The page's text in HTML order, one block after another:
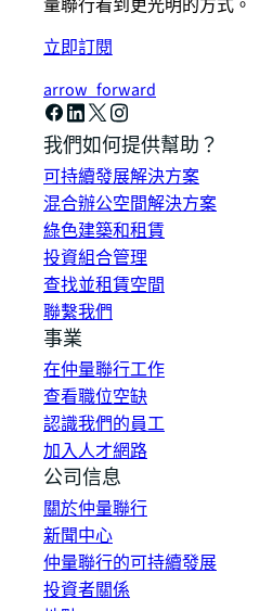
量聯行看到更光明的方式。
立即訂閱
arrow_forward
我們如何提供幫助？
可持續發展解決方案
混合辦公空間解決方案
綠色建築和租賃
投資組合管理
查找並租賃空間
聯繫我們
事業
在仲量聯行工作
查看職位空缺
認識我們的員工
加入人才網路
公司信息
關於仲量聯行
新聞中心
仲量聯行的可持續發展
投資者關係